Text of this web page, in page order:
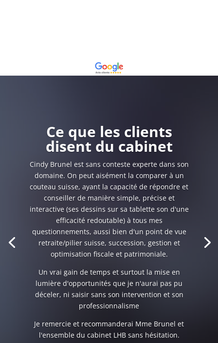
Ce que les clients
disent du cabinet
Cindy Brunel est sans conteste experte dans son
domaine. On peut aisément la comparer à un
couteau suisse, ayant la capacité de répondre et
conseiller de manière simple, précise et
interactive (ses dessins sur sa tablette son d'une
efficacité redoutable) à tous mes
questionnements, aussi bien d'un point de vue
retraite/pilier suisse, succession, gestion et
optimisation fiscale et patrimoniale.
Un vrai gain de temps et surtout la mise en
lumière d'opportunités que je n'aurai pas pu
déceler, ni saisir sans son intervention et son
professionnalisme
Je remercie et recommanderai Mme Brunel et
l'ensemble du cabinet LHB sans hésitation.